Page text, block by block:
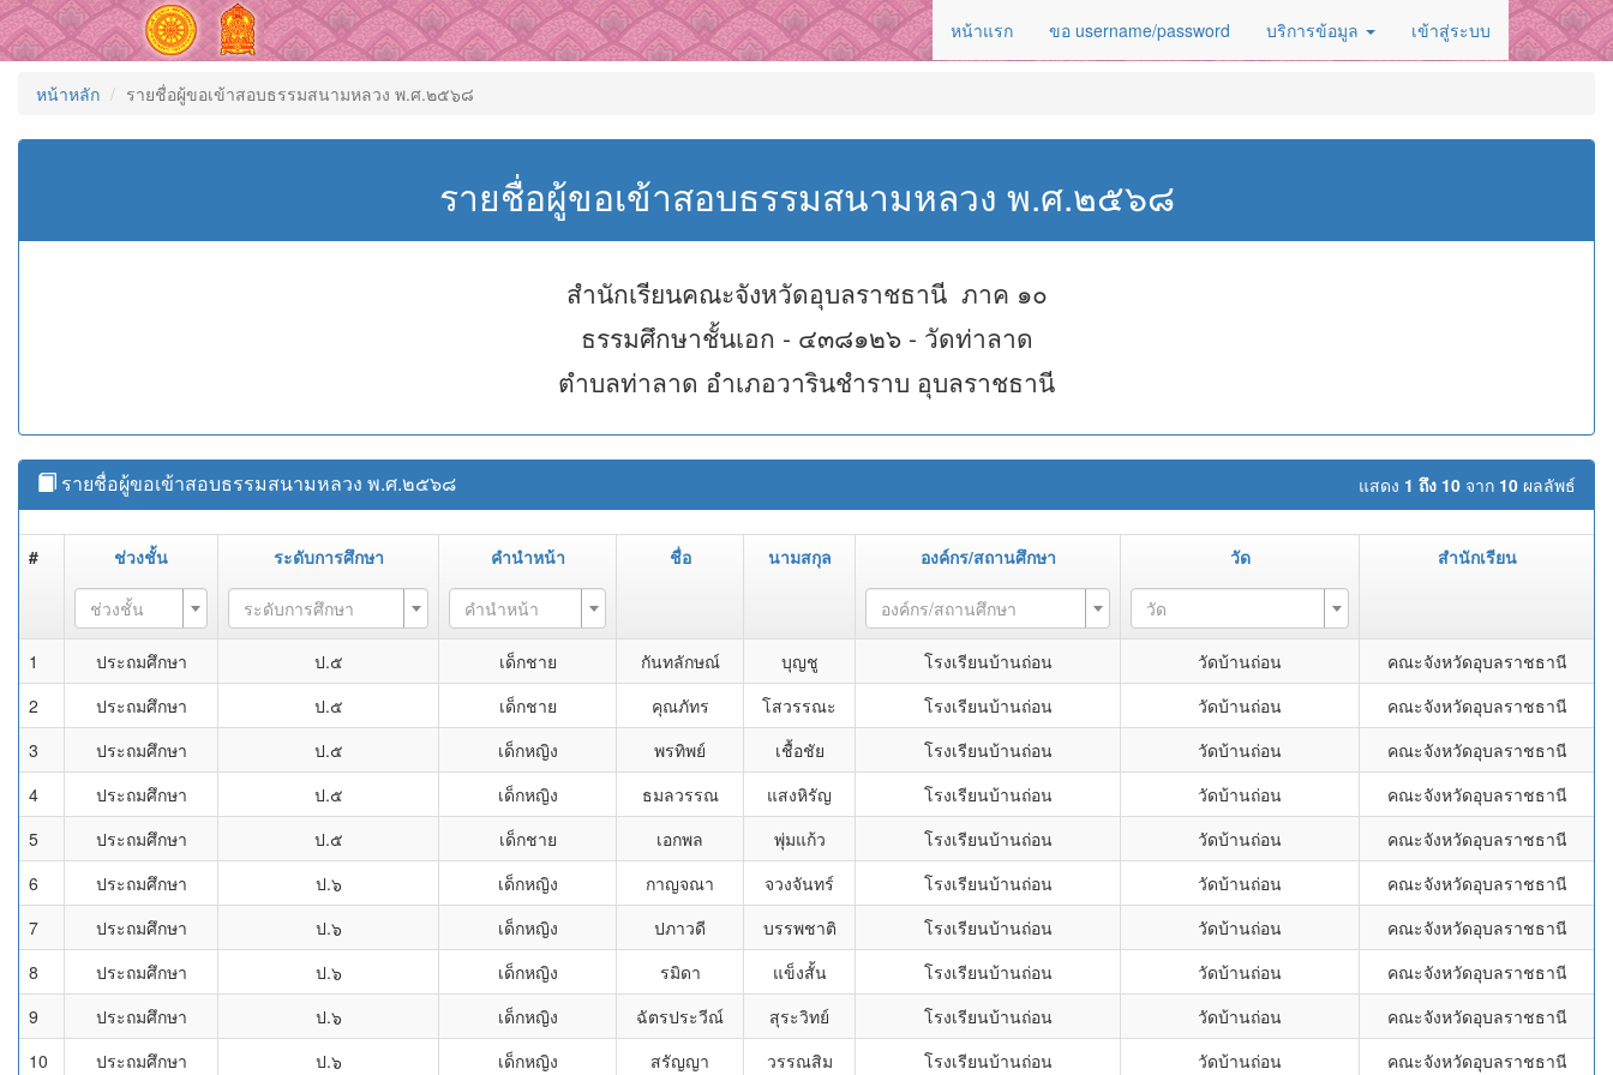
หน้าแรก ขอ username/password บริการข้อมูล เข้าสู่ระบบ
หน้าหลัก รายชื่อผู้ขอเข้าสอบธรรมสนามหลวง พ.ศ.๒๕๖๘
รายชื่อผู้ขอเข้าสอบธรรมสนามหลวง พ.ศ.๒๕๖๘
สำนักเรียนคณะจังหวัดอุบลราชธานี ภาค ๑๐
ธรรมศึกษาชั้นเอก - ๔๓๘๑๒๖ - วัดท่าลาด
ตำบลท่าลาด อำเภอวารินชำราบ อุบลราชธานี
แสดง 1 ถึง 10 จาก 10 ผลลัพธ์
รายชื่อผู้ขอเข้าสอบธรรมสนามหลวง พ.ศ.๒๕๖๘
# ช่วงชั้น ระดับการศึกษา คำนำหน้า ชื่อ นามสกุล องค์กร/สถานศึกษา วัด สำนักเรียน
ช่วงชั้น ระดับการศึกษา คำนำหน้า องค์กร/สถานศึกษา วัด
1 ประถมศึกษา ป.๕ เด็กชาย กันทลักษณ์ บุญชู โรงเรียนบ้านถ่อน วัดบ้านถ่อน
คณะจังหวัดอุบลราชธานี
2
ประถมศึกษา ป.๕ เด็กชาย คุณภัทร โสวรรณะ โรงเรียนบ้านถ่อน วัดบ้านถ่อน
คณะจังหวัดอุบลราชธานี
3
ประถมศึกษา ป.๕ เด็กหญิง พรทิพย์ เชื้อชัย โรงเรียนบ้านถ่อน วัดบ้านถ่อน
คณะจังหวัดอุบลราชธานี
4
ประถมศึกษา ป.๕ เด็กหญิง ธมลวรรณ แสงหิรัญ โรงเรียนบ้านถ่อน วัดบ้านถ่อน
คณะจังหวัดอุบลราชธานี
5
ประถมศึกษา ป.๕ เด็กชาย เอกพล พุ่มแก้ว โรงเรียนบ้านถ่อน วัดบ้านถ่อน
คณะจังหวัดอุบลราชธานี
6
ประถมศึกษา ป.๖ เด็กหญิง กาญจณา จวงจันทร์ โรงเรียนบ้านถ่อน วัดบ้านถ่อน
คณะจังหวัดอุบลราชธานี
7
ประถมศึกษา ป.๖ เด็กหญิง ปภาวดี บรรพชาติ โรงเรียนบ้านถ่อน วัดบ้านถ่อน
คณะจังหวัดอุบลราชธานี
8
ประถมศึกษา ป.๖ เด็กหญิง รมิดา แข็งสั้น โรงเรียนบ้านถ่อน วัดบ้านถ่อน
คณะจังหวัดอุบลราชธานี
9
ประถมศึกษา ป.๖ เด็กหญิง ฉัตรประวีณ์ สุระวิทย์ โรงเรียนบ้านถ่อน วัดบ้านถ่อน
คณะจังหวัดอุบลราชธานี
10
ประถมศึกษา ป.๖ เด็กหญิง สรัญญา วรรณสิม โรงเรียนบ้านถ่อน วัดบ้านถ่อน คณะจังหวัดอุบลราชธานี